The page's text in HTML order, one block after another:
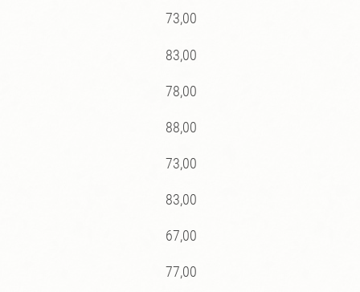
73,00
83,00
78,00
88,00
73,00
83,00
67,00
77,00